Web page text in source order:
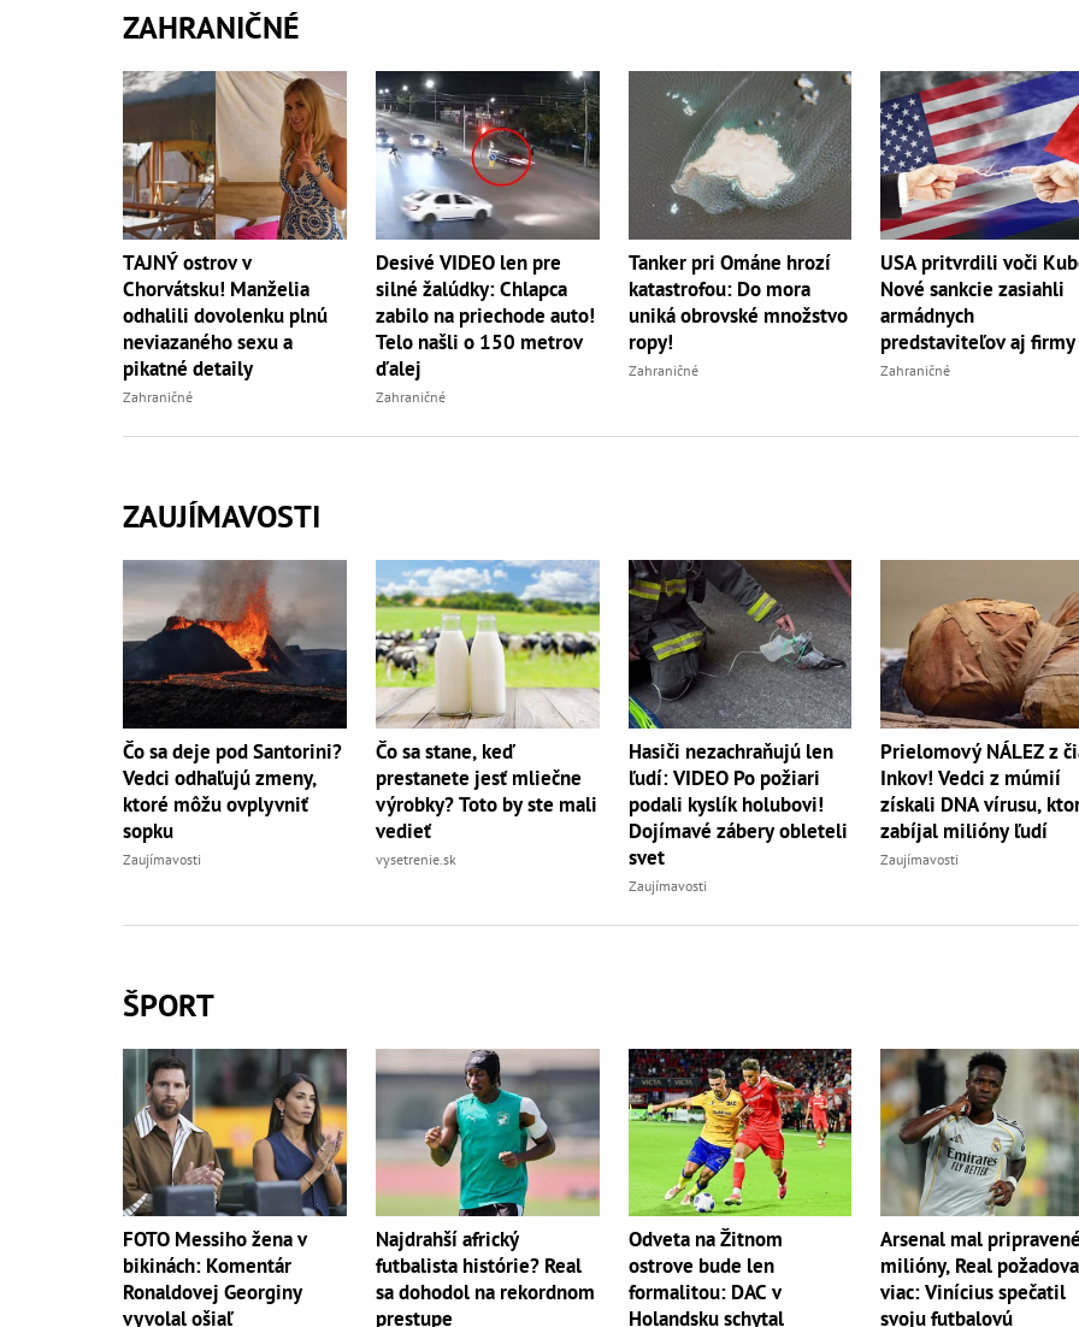
ZAHRANIČNÉ
TAJNÝ ostrov v
Chorvátsku! Manželia
odhalili dovolenku plnú
neviazaného sexu a
pikatné detaily
Zahraničné
Desivé VIDEO len pre
silné žalúdky: Chlapca
zabilo na priechode auto!
Telo našli o 150 metrov
ďalej
Zahraničné
Tanker pri Ománe hrozí
katastrofou: Do mora
uniká obrovské množstvo
ropy!
Zahraničné
USA pritvrdili voči
Nové sankcie zasiahli
armádnych
predstaviteľov aj firmy
Zahraničné
ZAUJÍMAVOSTI
Čo sa deje pod Santorini?
Vedci odhaľujú zmeny,
ktoré môžu ovplyvniť
sopku
Zaujímavosti
Čo sa stane, keď
prestanete jesť mliečne
výrobky? Toto by ste mali
vedieť
vysetrenie.sk
Hasiči nezachraňujú len
ľudí: VIDEO Po požiari
podali kyslík holubovi!
Dojímavé zábery obleteli
svet
Zaujímavosti
Prielomový NÁLEZ z
Inkov! Vedci z múmií
získali DNA vírusu,
zabíjal milióny ľudí
Zaujímavosti
ŠPORT
FOTO Messiho žena v
bikinách: Komentár
Ronaldovej Georginy
vyvolal ošiaľ
Najdrahší africký
futbalista histórie? Real
sa dohodol na rekordnom
prestupe
Odveta na Žitnom
ostrove bude len
formalitou: DAC v
Holandsku schytal
Arsenal mal
milióny, Real
viac: Vinícius spečatil
svoju futbalovú